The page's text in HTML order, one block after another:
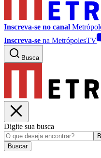
Inscreva-se no canal
Inscreva-se na MetrópolesTV
Busca
Digite sua busca
Buscar